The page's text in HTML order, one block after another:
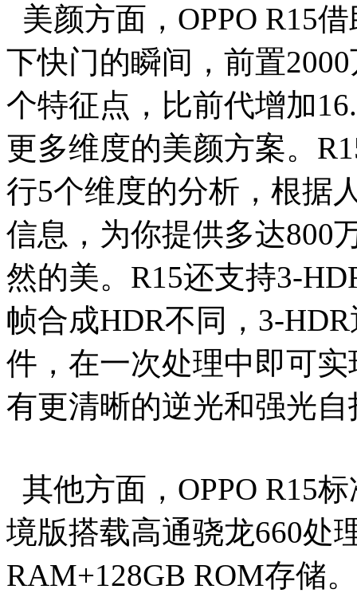
美颜方面，OPPO R15
下快门的瞬间，前置
个特征点，比前代增加
更多维度的美颜方案。
行5个维度的分析，根据
信息，为你提供多达800
然的美。R15还支持3-
帧合成HDR不同，3-
件，在一次处理中即可
有更清晰的逆光和强光自
其他方面，OPPO R15
境版搭载高通骁龙660处
RAM+128GB ROM存储